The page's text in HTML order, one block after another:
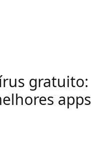
gratuito:
apps